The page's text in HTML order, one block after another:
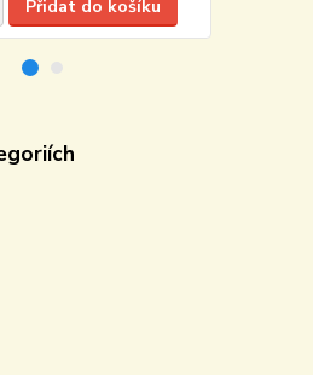
Přidat do košíku